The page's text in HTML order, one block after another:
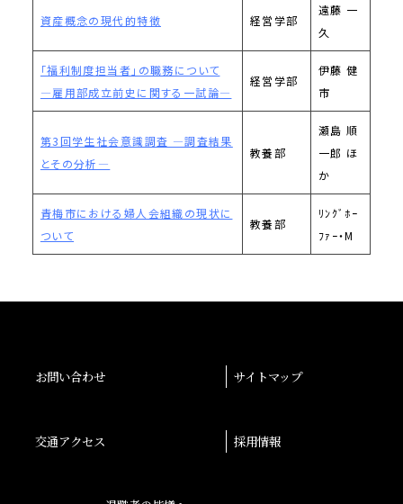
資産概念の現代的特徴 経営学部
遠藤 一
久
「福利制度担当者」の職務について
―雇用部成立前史に関する一試論―
経営学部
伊藤 健
市
第3回学生社会意識調査 ―調査結果
とその分析―
教養部
瀬島 順
一郎 ほ
か
青梅市における婦人会組織の現状に
ついて
教養部
ﾘﾝｸﾞﾎｰ
ﾌｧｰ・M
お問い合わせ サイトマップ
交通アクセス 採用情報